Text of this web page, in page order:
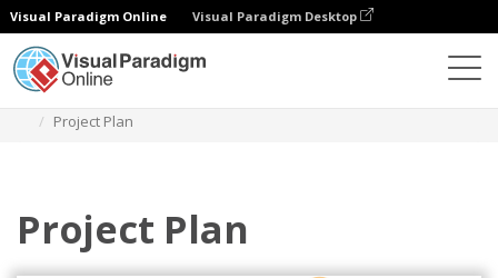
Visual Paradigm Online Visual Paradigm Desktop
Project Plan
Project Plan